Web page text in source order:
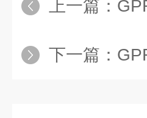
上一篇：
下一篇：